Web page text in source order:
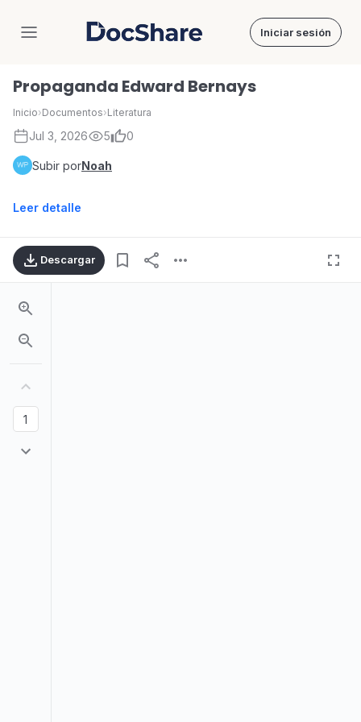
DocShare Iniciar sesión
Propaganda Edward Bernays
Inicio›Documentos›Literatura
Jul 3, 2026 5 0
Subir porNoah
Leer detalle
Descargar